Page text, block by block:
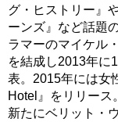
グ・ヒストリー』
ーンズ』など話題
ラマーのマイケル
を結成し2013年に
表。2015年には女
Hotel』をリリース
新たにベリット・